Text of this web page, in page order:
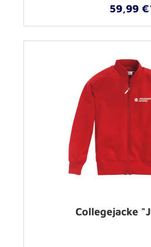
59,99
Collegejacke